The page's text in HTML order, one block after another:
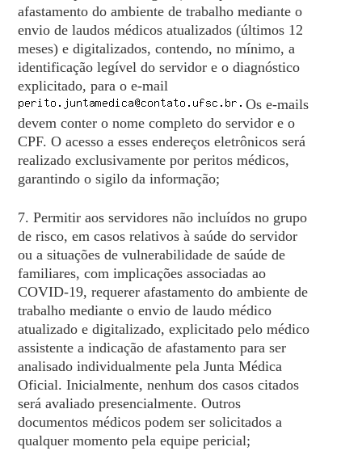
afastamento do ambiente de trabalho mediante o
envio de laudos médicos atualizados (últimos 12
meses) e digitalizados, contendo, no mínimo, a
identificação legível do servidor e o diagnóstico
explicitado, para o e-mail
Os e-mails
devem conter o nome completo do servidor e o
CPF. O acesso a esses endereços eletrônicos será
realizado exclusivamente por peritos médicos,
garantindo o sigilo da informação;
7. Permitir aos servidores não incluídos no grupo
de risco, em casos relativos à saúde do servidor
ou a situações de vulnerabilidade de saúde de
familiares, com implicações associadas ao
COVID-19, requerer afastamento do ambiente de
trabalho mediante o envio de laudo médico
atualizado e digitalizado, explicitado pelo médico
assistente a indicação de afastamento para ser
analisado individualmente pela Junta Médica
Oficial. Inicialmente, nenhum dos casos citados
será avaliado presencialmente. Outros
documentos médicos podem ser solicitados a
qualquer momento pela equipe pericial;